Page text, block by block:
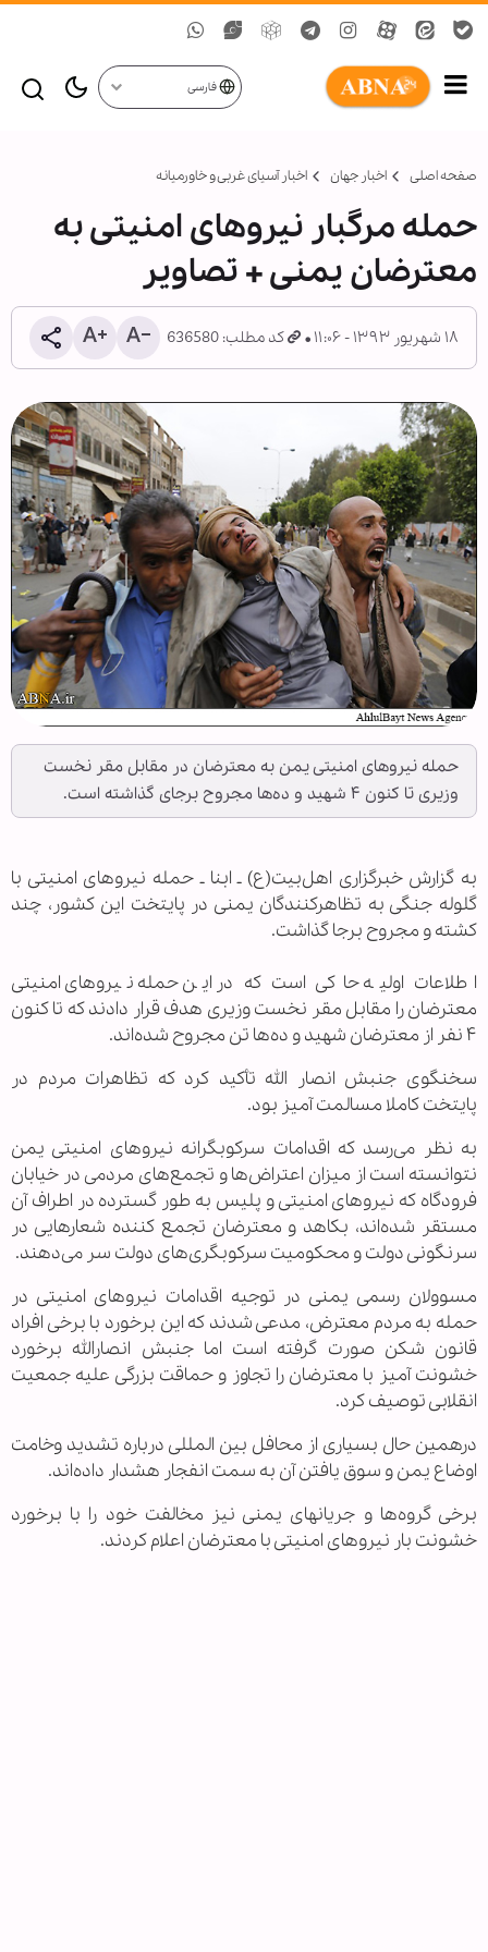
فارسی
صفحه اصلی اخبار جهان اخبار آسیای غربی و خاورمیانه
حمله مرگبار نیروهای امنیتی به
معترضان یمنی + تصاویر
۱۸ شهریور ۱۳۹۳ - ۱۱:۰۶ کد مطلب: 636580
حمله نیروهای امنیتی یمن به معترضان در مقابل مقر نخست
وزیری تا کنون ۴ شهید و ده‌ها مجروح برجای گذاشته است.
به گزارش خبرگزاری اهل‌بیت(ع) ـ ابنا ـ حمله نیروهای امنیتی با
گلوله جنگی به تظاهرکنندگان یمنی در پایتخت این کشور، چند
کشته و مجروح برجا گذاشت.
اطلاعات اولیه حاکی است که در این حمله نیروهای امنیتی
معترضان را مقابل مقر نخست وزیری هدف قرار دادند که تا کنون
۴ نفر از معترضان شهید و ده‌ها تن مجروح شده‌اند.
سخنگوی جنبش انصار الله تأکید کرد که تظاهرات مردم در
پایتخت کاملا مسالمت آمیز بود.
به نظر می‌رسد که اقدامات سرکوبگرانه نیروهای امنیتی یمن
نتوانسته است از میزان اعتراض‌ها و تجمع‌های مردمی در خیابان
فرودگاه که نیروهای امنیتی و پلیس به طور گسترده در اطراف آن
مستقر شده‌اند، بکاهد و معترضان تجمع کننده شعارهایی در
سرنگونی دولت و محکومیت سرکوبگری‌های دولت سر می‌دهند.
مسوولان رسمی یمنی در توجیه اقدامات نیروهای امنیتی در
حمله به مردم معترض، مدعی شدند که این برخورد با برخی افراد
قانون شکن صورت گرفته است اما جنبش انصارالله برخورد
خشونت آمیز با معترضان را تجاوز و حماقت بزرگی علیه جمعیت
انقلابی توصیف کرد.
درهمین حال بسیاری از محافل بین المللی درباره تشدید وخامت
اوضاع یمن و سوق یافتن آن به سمت انفجار هشدار داده‌اند.
برخی گروه‌ها و جریانهای یمنی نیز مخالفت خود را با برخورد
خشونت بار نیروهای امنیتی با معترضان اعلام کردند.